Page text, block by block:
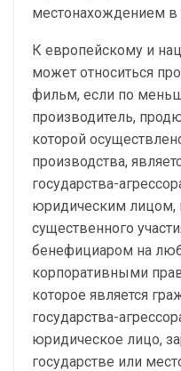
местонахождением в
К европейскому и
может относиться
фильм, если по
производитель,
которой
производства,
государства-
юридическим лицом,
существенного
бенефициаром на
корпоративными
которое является
государства-
юридическое лицо,
государстве или